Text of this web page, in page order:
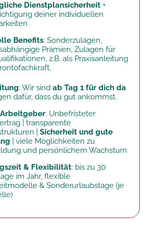
Dienstplansicherheit +
deiner individuellen
Benefits: Sonderzulagen,
Prämien, Zulagen für
z.B. als Praxisanleitung
: Wir sind ab Tag 1 für dich da
dafür, dass du gut ankommst.
: Unbefristeter
| transparente
| Sicherheit und gute
| viele Möglichkeiten zu
und persönlichem Wachstum
& Flexibilität: bis zu 30
im Jahr, flexible
& Sonderurlaubstage (je